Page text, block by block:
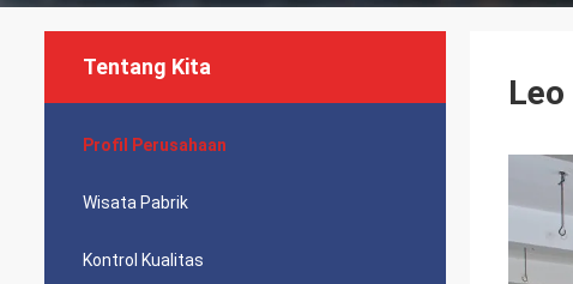
Tentang Kita
Profil Perusahaan
Wisata Pabrik
Kontrol Kualitas